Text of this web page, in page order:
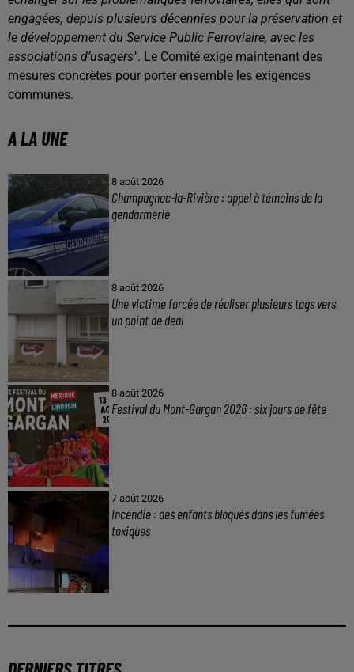
engagées, depuis plusieurs décennies pour la préservation et
le développement du Service Public Ferroviaire, avec les
associations d’usagers". Le Comité exige maintenant des
mesures concrètes pour porter ensemble les exigences
communes.
A LA UNE
8 août 2026
Champagnac-la-Rivière : appel à témoins de la
gendarmerie
8 août 2026
Une victime forcée de réaliser plusieurs tags vers
un point de deal
8 août 2026
Festival du Mont-Gargan 2026 : six jours de fête
7 août 2026
Incendie : des enfants bloqués dans les fumées
toxiques